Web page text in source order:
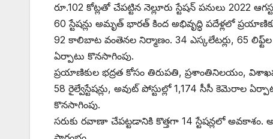
రూ.102 కోట్లతో చేపట్టిన నెల్లూరు స్టేషన్‌ ‌పనులు 2022
60 స్టేషన్లు అమృత్‌ ‌భారత్‌ ‌కింద అభివృద్ధి పదేళ్లలో
92 కాలిబాట వంతెనల నిర్మాణం. 34 ఎస్కలేటర్లు, 65 లిఫ్ట్‌ల
ఏర్పాటు కొనసాగింపు.
ప్రయాణికుల భద్రత కోసం తిరుపతి, ప్రశాంతినిలయం,
58 రైల్వేస్టేషన్లు, అవుట్‌ ‌పోస్టుల్లో 1,174 సీసీ కెమెరాల
కొనసాగింపు.
సరుకు రవాణా చేపట్టడానికి కొత్తగా 14 స్టేషన్లలో అవకాశం.